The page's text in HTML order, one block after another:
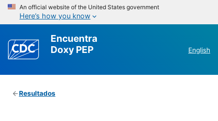
An official website of the United States government
Here’s how you know
Encuentra
Doxy PEP
English
Resultados